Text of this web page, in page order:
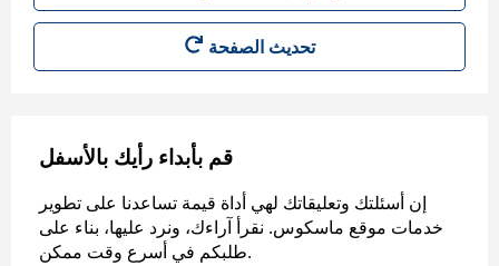
تحديث الصفحة
قم بأبداء رأيك بالأسفل
إن أسئلتك وتعليقاتك لهي أداة قيمة تساعدنا على تطوير
خدمات موقع ماسكوس. نقرأ آراءك، ونرد عليها، بناء على
طلبكم في أسرع وقت ممكن.